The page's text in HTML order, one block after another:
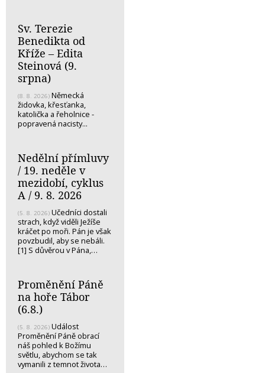
Sv. Terezie
Benedikta od
Kříže – Edita
Steinová (9.
srpna)
(8. 8. 2026) Německá
židovka, křesťanka,
katolička a řeholnice -
popravená nacisty...
Nedělní přímluvy
/ 19. neděle v
mezidobí, cyklus
A / 9. 8. 2026
(5. 8. 2026) Učedníci dostali
strach, když viděli Ježíše
kráčet po moři. Pán je však
povzbudil, aby se nebáli.
[1] S důvěrou v Pána,…
Proměnění Páně
na hoře Tábor
(6.8.)
(5. 8. 2026) Událost
Proměnění Páně obrací
náš pohled k Božímu
světlu, abychom se tak
vymanili z temnot života…